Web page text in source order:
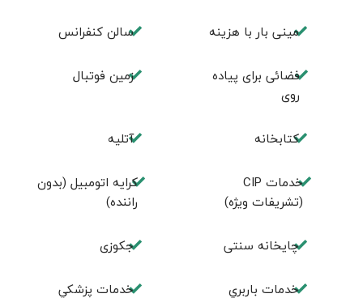
مینی بار با هزینه سالن كنفرانس
فضائی برای پياده
روی
زمين فوتبال
كتابخانه آتلیه
خدمات CIP
(تشریفات ویژه)
کرایه اتومبیل (بدون
راننده)
چايخانه سنتی جكوزی
خدمات باربري خدمات پزشكي